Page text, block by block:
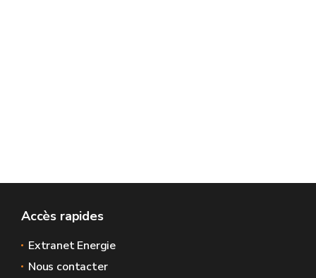
Accès rapides
Extranet Energie
Nous contacter